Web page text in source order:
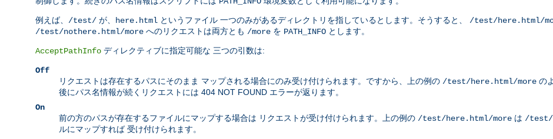
例えば、 /test/ が、 here.html というファイル 一つのみがあるディレクトリを指しているとします。そうすると、 /test/here.html/
/test/nothere.html/more へのリクエストは両方とも /more を PATH_INFO とします。
AcceptPathInfo ディレクティブに指定可能な 三つの引数は:
Off
リクエストは存在するパスにそのまま マップされる場合にのみ受け付けられます。ですから、上の例の /test/here.html/more の
後にパス名情報が続くリクエストには 404 NOT FOUND エラーが返ります。
On
前の方のパスが存在するファイルにマップする場合は リクエストが受け付けられます。上の例の /test/here.html/more は /test/
ルにマップすれば 受け付けられます。